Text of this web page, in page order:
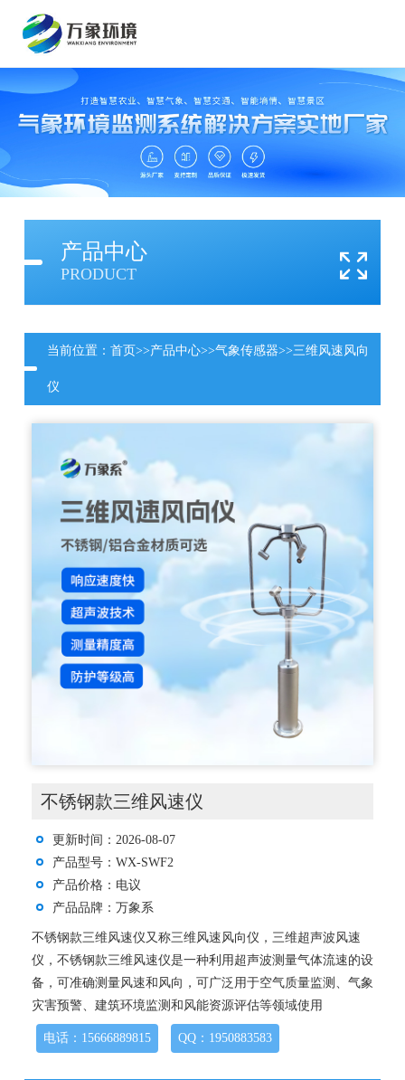
产品中心
PRODUCT
当前位置： 首页>>产品中心>>气象传感器>>三维风速风向
仪
不锈钢款三维风速仪
更新时间：2026-08-07
产品型号：WX-SWF2
产品价格：电议
产品品牌：万象系
不锈钢款三维风速仪又称三维风速风向仪，三维超声波风速
仪，不锈钢款三维风速仪是一种利用超声波测量气体流速的设
备，可准确测量风速和风向，可广泛用于空气质量监测、气象
灾害预警、建筑环境监测和风能资源评估等领域使用
电话：15666889815 QQ：1950883583